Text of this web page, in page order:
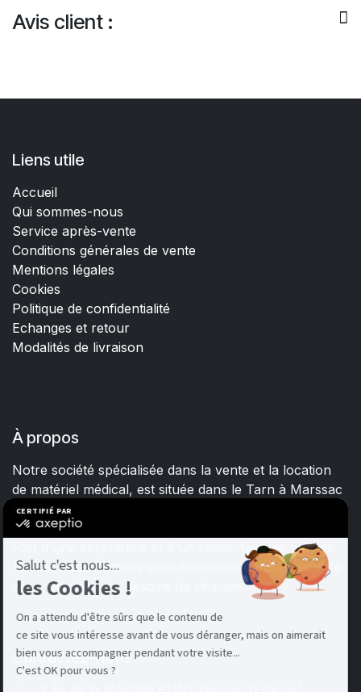
Avis client :
Liens utile
Accueil
Qui sommes-nous
Service après-vente
Conditions générales de vente
Mentions légales
Cookies
Politique de confidentialité
Echanges et retour
Modalités de livraison
À propos
Notre société spécialisée dans la vente et la location
de matériel médical, est située dans le Tarn à Marssac
sur Tarn.
Fort d'une expérience et d'un savoir-faire de plus de
15 ans, nous mettons quotidiennement tout en œuvre
pour satisfaire les besoins de chacun.
Contactez-nous